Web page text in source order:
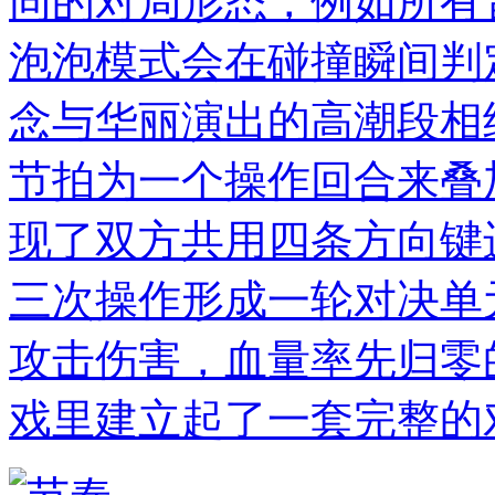
泡泡模式会在碰撞瞬间
念与华丽演出的高潮段
节拍为一个操作回合来
现了双方共用四条方向
三次操作形成一轮对决
攻击伤害，血量率先归
戏里建立起了一套完整